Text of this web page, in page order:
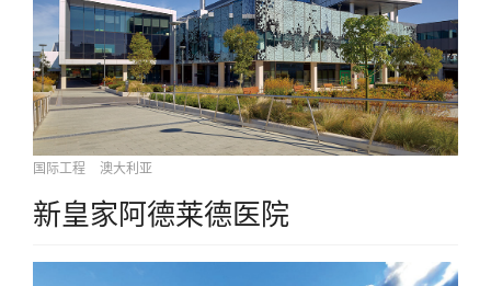
国际工程 澳大利亚
新皇家阿德莱德医院